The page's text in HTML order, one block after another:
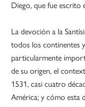
Diego, que fue escrito
La devoción a la
todos los continentes
particularmente
de su origen, el
1531, casi cuatro
América; y cómo esta